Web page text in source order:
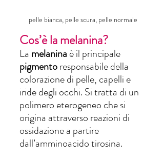
pelle bianca, pelle scura, pelle normale
Cos’è la melanina?
La melanina è il principale
pigmento responsabile della
colorazione di pelle, capelli e
iride degli occhi. Si tratta di un
polimero eterogeneo che si
origina attraverso reazioni di
ossidazione a partire
dall’amminoacido tirosina.